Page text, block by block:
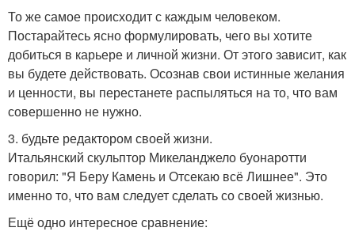
То же самое происходит с каждым человеком.
Постарайтесь ясно формулировать, чего вы хотите
добиться в карьере и личной жизни. От этого зависит, как
вы будете действовать. Осознав свои истинные желания
и ценности, вы перестанете распыляться на то, что вам
совершенно не нужно.
3. будьте редактором своей жизни.
Итальянский скульптор Микеланджело буонаротти
говорил: "Я Беру Камень и Отсекаю всё Лишнее". Это
именно то, что вам следует сделать со своей жизнью.
Ещё одно интересное сравнение: